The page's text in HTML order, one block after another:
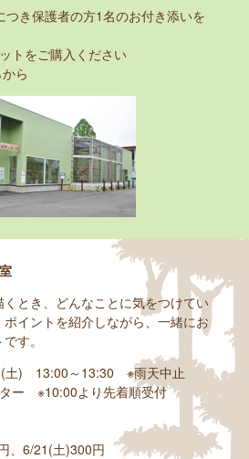
き保護者の方1名のお付き添いを
トをご購入ください
ら
とき、どんなことに気をつけてい
イントを紹介しながら、一緒にお
す。
土) 13:00～13:30 ※雨天中止
ー ※10:00より先着順受付
、6/21(土)300円